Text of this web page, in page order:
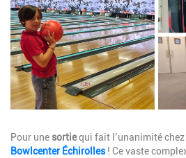
Description
Pour unesortiequi fait l’unanimité chez
Bowlcenter Échirolles! Ce vaste